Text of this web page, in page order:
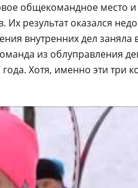
общекомандное место
результат оказался
внутренних дел заняла
из облуправления
Хотя, именно эти три